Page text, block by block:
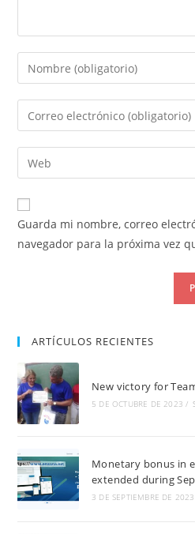
Introduce
tu
nombre
de
usuario
para
comentar
Introduce
tu
dirección
de
electrónico
para
comentar
Introduce
la
URL
de
Guarda mi nombre, correo
navegador para la próxima vez
ARTÍCULOS RECIENTES
New victory for
5 DE OCTUBRE DE 2023 /
Monetary bonus in
extended during
3 DE SEPTIEMBRE DE 2023